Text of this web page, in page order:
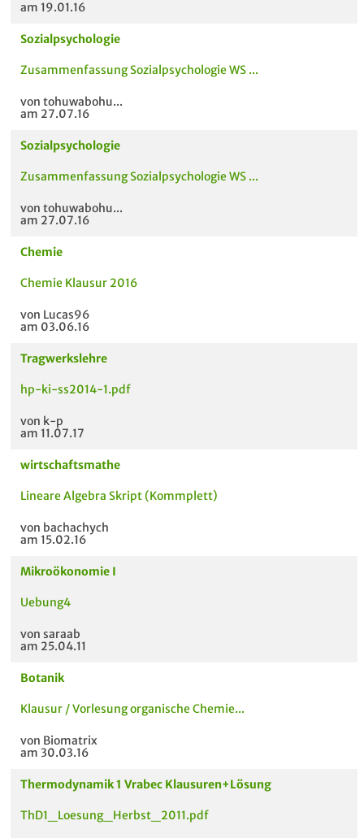
am 19.01.16
Sozialpsychologie
Zusammenfassung Sozialpsychologie WS ...
von tohuwabohu...
am 27.07.16
Sozialpsychologie
Zusammenfassung Sozialpsychologie WS ...
von tohuwabohu...
am 27.07.16
Chemie
Chemie Klausur 2016
von Lucas96
am 03.06.16
Tragwerkslehre
hp-ki-ss2014-1.pdf
von k-p
am 11.07.17
wirtschaftsmathe
Lineare Algebra Skript (Kommplett)
von bachachych
am 15.02.16
Mikroökonomie I
Uebung4
von saraab
am 25.04.11
Botanik
Klausur / Vorlesung organische Chemie...
von Biomatrix
am 30.03.16
Thermodynamik 1 Vrabec Klausuren+Lösung
ThD1_Loesung_Herbst_2011.pdf